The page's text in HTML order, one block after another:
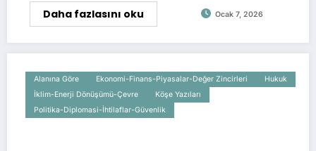
Daha fazlasını oku Ocak 7, 2026
Alanına Göre Ekonomi-Finans-Piyasalar-Değer Zincirleri
Hukuk
İklim-Enerji Dönüşümü-Çevre
Köşe Yazıları
Politika-Diplomasi-İhtilaflar-Güvenlik